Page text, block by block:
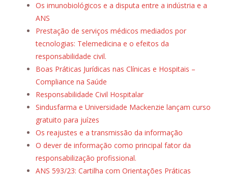
Os imunobiológicos e a disputa entre a indústria e a
ANS
Prestação de serviços médicos mediados por
tecnologias: Telemedicina e o efeitos da
responsabilidade civil.
Boas Práticas Jurídicas nas Clínicas e Hospitais –
Compliance na Saúde
Responsabilidade Civil Hospitalar
Sindusfarma e Universidade Mackenzie lançam curso
gratuito para juízes
Os reajustes e a transmissão da informação
O dever de informação como principal fator da
responsabilização profissional.
ANS 593/23: Cartilha com Orientações Práticas